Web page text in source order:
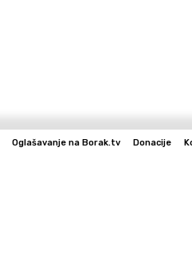
Oglašavanje na Borak.tv Donacije